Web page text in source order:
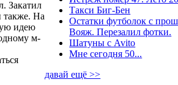
Закатил
также. На
идею
м-
Такси Биг-Бен
Остатки футболок с
Вояж. Перезалил фотки.
Шатуны с Avito
Мне сегодня 50...
давай ещё >>